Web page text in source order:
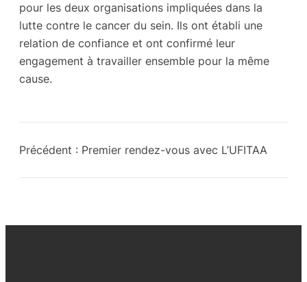
pour les deux organisations impliquées dans la
lutte contre le cancer du sein. Ils ont établi une
relation de confiance et ont confirmé leur
engagement à travailler ensemble pour la même
cause.
Précédent : Premier rendez-vous avec L’UFITAA